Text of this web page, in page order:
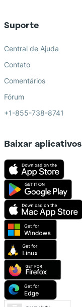
Suporte
Central de Ajuda
Contato
Comentários
Fórum
+1-855-738-8741
Baixar aplicativos